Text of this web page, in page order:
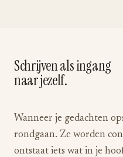
Schrijven als ingang
naar jezelf.
Wanneer je gedachten
rondgaan. Ze worden
ontstaat iets wat in je